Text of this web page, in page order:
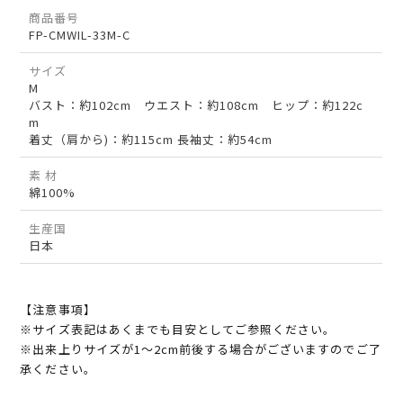
商品番号
FP-CMWIL-33M-C
サイズ
M
バスト：約102cm ウエスト：約108cm ヒップ：約122c
m
着丈（肩から)：約115cm 長袖丈：約54cm
素 材
綿100%
生産国
日本
【注意事項】
※サイズ表記はあくまでも目安としてご参照ください。
※出来上りサイズが1～2cm前後する場合がございますのでご了
承ください。